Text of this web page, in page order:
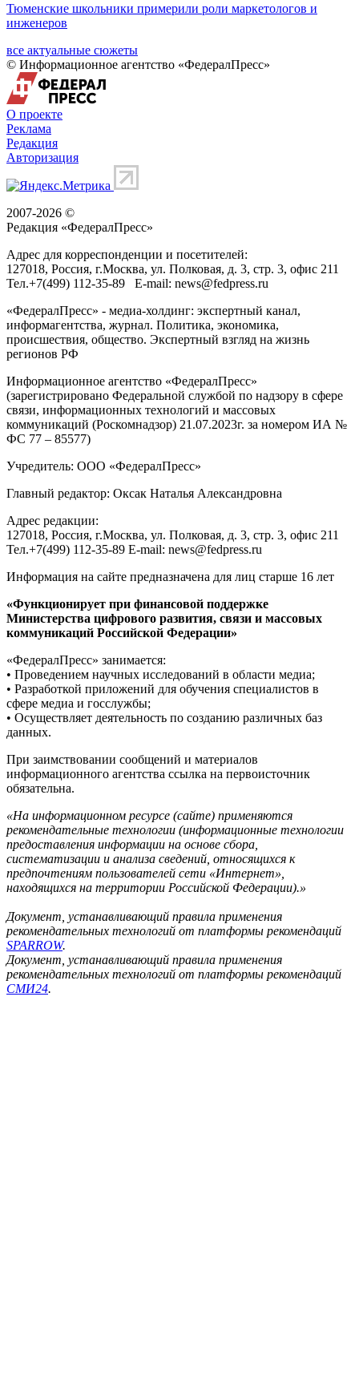
Тюменские школьники примерили роли маркетологов и
инженеров
все актуальные сюжеты
© Информационное агентство «ФедералПресс»
О проекте
Реклама
Редакция
Авторизация
2007-2026 ©
Редакция «ФедералПресс»
Адрес для корреспонденции и посетителей:
127018, Россия, г.Москва, ул. Полковая, д. 3, стр. 3, офис 211
Тел.+7(499) 112-35-89 E-mail: news@fedpress.ru
«ФедералПресс» - медиа-холдинг: экспертный канал,
информагентства, журнал. Политика, экономика,
происшествия, общество. Экспертный взгляд на жизнь
регионов РФ
Информационное агентство «ФедералПресс»
(зарегистрировано Федеральной службой по надзору в сфере
связи, информационных технологий и массовых
коммуникаций (Роскомнадзор) 21.07.2023г. за номером ИА №
ФС 77 – 85577)
Учредитель: ООО «ФедералПресс»
Главный редактор: Оксак Наталья Александровна
Адрес редакции:
127018, Россия, г.Москва, ул. Полковая, д. 3, стр. 3, офис 211
Тел.+7(499) 112-35-89 E-mail: news@fedpress.ru
Информация на сайте предназначена для лиц старше 16 лет
«Функционирует при финансовой поддержке
Министерства цифрового развития, связи и массовых
коммуникаций Российской Федерации»
«ФедералПресс» занимается:
• Проведением научных исследований в области медиа;
• Разработкой приложений для обучения специалистов в
сфере медиа и госслужбы;
• Осуществляет деятельность по созданию различных баз
данных.
При заимствовании сообщений и материалов
информационного агентства ссылка на первоисточник
обязательна.
«На информационном ресурсе (сайте) применяются
рекомендательные технологии (информационные технологии
предоставления информации на основе сбора,
систематизации и анализа сведений, относящихся к
предпочтениям пользователей сети «Интернет»,
находящихся на территории Российской Федерации).»
Документ, устанавливающий правила применения
рекомендательных технологий от платформы рекомендаций
SPARROW.
Документ, устанавливающий правила применения
рекомендательных технологий от платформы рекомендаций
СМИ24.